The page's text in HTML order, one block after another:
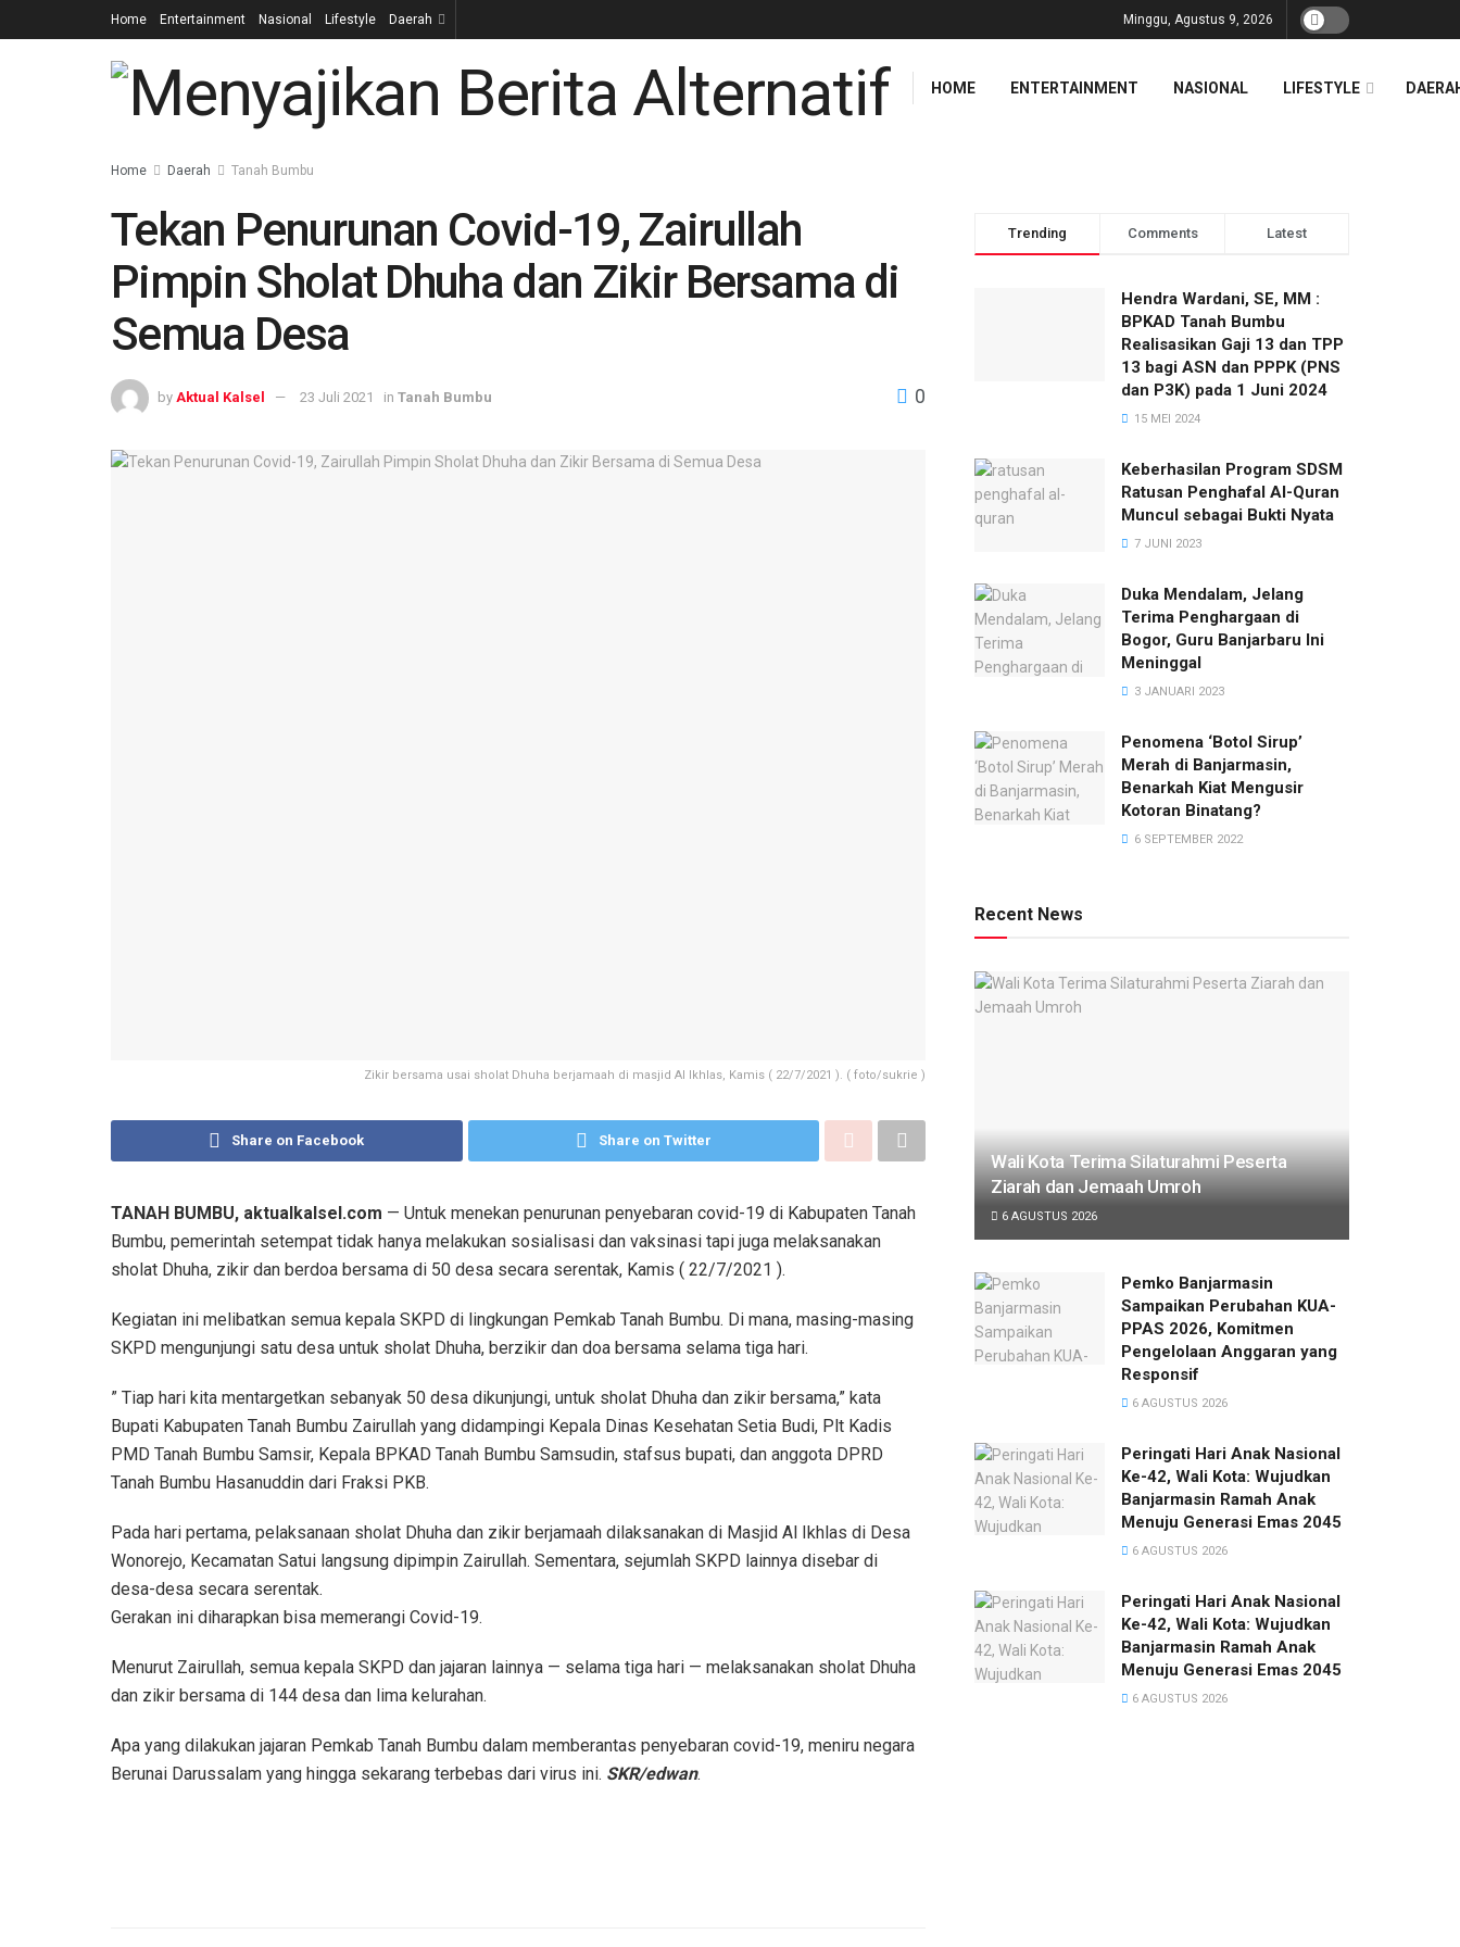
Home Entertainment Nasional Lifestyle Daerah Minggu, Agustus 9, 2026
HOME ENTERTAINMENT NASIONAL LIFESTYLE
Home Daerah Tanah Bumbu
Tekan Penurunan Covid-19, Zairullah
Pimpin Sholat Dhuha dan Zikir Bersama di
Semua Desa
by Aktual Kalsel 23 Juli 2021 in Tanah Bumbu 0
Zikir bersama usai sholat Dhuha berjamaah di masjid Al Ikhlas, Kamis ( 22/7/2021 ). ( foto/sukrie )
Share on Facebook Share on Twitter
TANAH BUMBU, aktualkalsel.com — Untuk menekan penurunan penyebaran covid-19 di Kabupaten Tanah
Bumbu, pemerintah setempat tidak hanya melakukan sosialisasi dan vaksinasi tapi juga melaksanakan
sholat Dhuha, zikir dan berdoa bersama di 50 desa secara serentak, Kamis ( 22/7/2021 ).
Kegiatan ini melibatkan semua kepala SKPD di lingkungan Pemkab Tanah Bumbu. Di mana, masing-masing
SKPD mengunjungi satu desa untuk sholat Dhuha, berzikir dan doa bersama selama tiga hari.
” Tiap hari kita mentargetkan sebanyak 50 desa dikunjungi, untuk sholat Dhuha dan zikir bersama,” kata
Bupati Kabupaten Tanah Bumbu Zairullah yang didampingi Kepala Dinas Kesehatan Setia Budi, Plt Kadis
PMD Tanah Bumbu Samsir, Kepala BPKAD Tanah Bumbu Samsudin, stafsus bupati, dan anggota DPRD
Tanah Bumbu Hasanuddin dari Fraksi PKB.
Pada hari pertama, pelaksanaan sholat Dhuha dan zikir berjamaah dilaksanakan di Masjid Al Ikhlas di Desa
Wonorejo, Kecamatan Satui langsung dipimpin Zairullah. Sementara, sejumlah SKPD lainnya disebar di
desa-desa secara serentak.
Gerakan ini diharapkan bisa memerangi Covid-19.
Menurut Zairullah, semua kepala SKPD dan jajaran lainnya — selama tiga hari — melaksanakan sholat Dhuha
dan zikir bersama di 144 desa dan lima kelurahan.
Apa yang dilakukan jajaran Pemkab Tanah Bumbu dalam memberantas penyebaran covid-19, meniru negara
Berunai Darussalam yang hingga sekarang terbebas dari virus ini. SKR/edwan.
Trending Comments Latest
Hendra Wardani, SE, MM :
BPKAD Tanah Bumbu
Realisasikan Gaji 13 dan TPP
13 bagi ASN dan PPPK (PNS
dan P3K) pada 1 Juni 2024
15 MEI 2024
Keberhasilan Program SDSM
Ratusan Penghafal Al-Quran
Muncul sebagai Bukti Nyata
7 JUNI 2023
Duka Mendalam, Jelang
Terima Penghargaan di
Bogor, Guru Banjarbaru Ini
Meninggal
3 JANUARI 2023
Penomena ‘Botol Sirup’
Merah di Banjarmasin,
Benarkah Kiat Mengusir
Kotoran Binatang?
6 SEPTEMBER 2022
Recent News
Wali Kota Terima Silaturahmi Peserta
Ziarah dan Jemaah Umroh
6 AGUSTUS 2026
Pemko Banjarmasin
Sampaikan Perubahan KUA-
PPAS 2026, Komitmen
Pengelolaan Anggaran yang
Responsif
6 AGUSTUS 2026
Peringati Hari Anak Nasional
Ke-42, Wali Kota: Wujudkan
Banjarmasin Ramah Anak
Menuju Generasi Emas 2045
6 AGUSTUS 2026
Peringati Hari Anak Nasional
Ke-42, Wali Kota: Wujudkan
Banjarmasin Ramah Anak
Menuju Generasi Emas 2045
6 AGUSTUS 2026